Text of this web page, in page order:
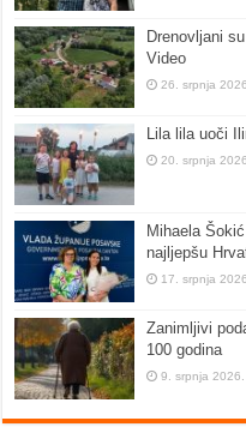
Drenovljani
Video
26. srpnja 2026.
Lila lila uoči
20. srpnja 2026.
Mihaela
najljepšu
17. srpnja 2026.
Zanimljivi
100 godina
9. srpnja 2026.